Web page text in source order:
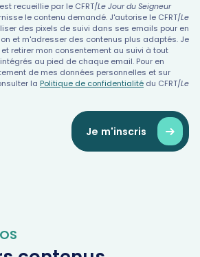
recueillie par le CFRT/Le Jour du Seigneur
le contenu demandé. J'autorise le CFRT/Le
des pixels de suivi dans ses emails pour en
et m'adresser des contenus plus adaptés. Je
retirer mon consentement au suivi à tout
au pied de chaque email. Pour en
de mes données personnelles et sur
la Politique de confidentialité du CFRT/Le
Je m'inscris